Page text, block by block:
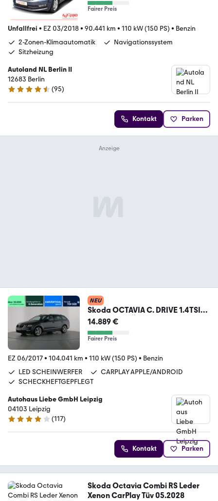
Fairer Preis
Unfallfrei • EZ 03/2018• 90.441 km • 110 kW (150 PS) • Benzin
2-Zonen-Klimaautomatik
Navigationssystem
Sitzheizung
Autoland NL Berlin II
12683 Berlin
4.7 Sterne
(95)
Kontakt Parken
NEU
Skoda OCTAVIA C. DRIVE 1.4TSI
1.HAND ANHÄNGERKUPPLUNG
14.889 €
Fairer Preis
EZ 06/2017• 104.041 km • 110 kW (150 PS) • Benzin
LED SCHEINWERFER
CARPLAY APPLE/ANDROID
SCHECKHEFTGEPFLEGT
Autohaus Liebe GmbH Leipzig
04103 Leipzig
4.1 Sterne
(117)
Kontakt Parken
Skoda Octavia Combi RS Leder
Xenon CarPlay Tüv 05.2028